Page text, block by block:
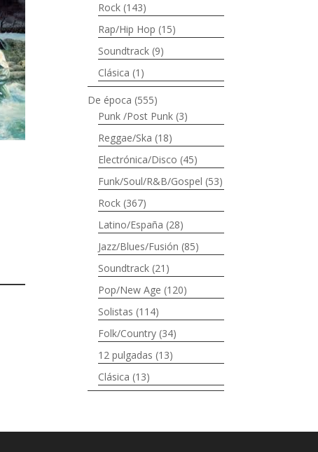
Rock (143)
Rap/Hip Hop (15)
Soundtrack (9)
Clásica (1)
De época (555)
Punk /Post Punk (3)
Reggae/Ska (18)
Electrónica/Disco (45)
Funk/Soul/R&B/Gospel (53)
Rock (367)
Latino/España (28)
Jazz/Blues/Fusión (85)
Soundtrack (21)
Pop/New Age (120)
Solistas (114)
Folk/Country (34)
12 pulgadas (13)
Clásica (13)